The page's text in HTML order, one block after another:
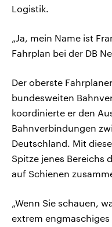
Logistik.
„Ja, mein Name ist
Fahrplan bei der DB
Der oberste
bundesweiten
koordinierte er den
Bahnverbindungen
Deutschland. Mit
Spitze jenes Bereichs
auf Schienen
„Wenn Sie schauen,
extrem